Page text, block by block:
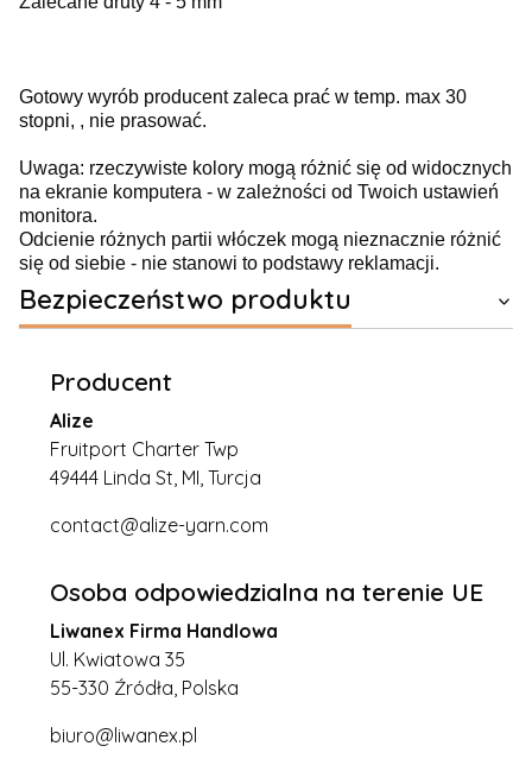
Gotowy wyrób producent zaleca prać w temp. max 30
stopni, , nie prasować.
Uwaga: rzeczywiste kolory mogą różnić się od widocznych
na ekranie komputera - w zależności od Twoich ustawień
monitora.
Odcienie różnych partii włóczek mogą nieznacznie różnić
się od siebie - nie stanowi to podstawy reklamacji.
Bezpieczeństwo produktu
Producent
Alize
Fruitport Charter Twp
49444 Linda St, MI, Turcja
contact@alize-yarn.com
Osoba odpowiedzialna na terenie UE
Liwanex Firma Handlowa
Ul. Kwiatowa 35
55-330 Źródła, Polska
biuro@liwanex.pl